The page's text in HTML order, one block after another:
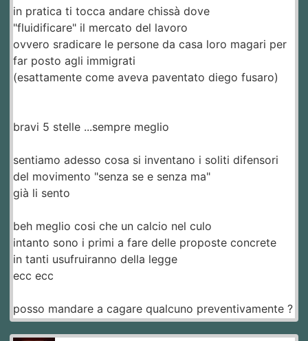
in pratica ti tocca andare chissà dove
"fluidificare" il mercato del lavoro
ovvero sradicare le persone da casa loro magari per
far posto agli immigrati
(esattamente come aveva paventato diego fusaro)
bravi 5 stelle ...sempre meglio
sentiamo adesso cosa si inventano i soliti difensori
del movimento "senza se e senza ma"
già li sento
beh meglio cosi che un calcio nel culo
intanto sono i primi a fare delle proposte concrete
in tanti usufruiranno della legge
ecc ecc
posso mandare a cagare qualcuno preventivamente ?